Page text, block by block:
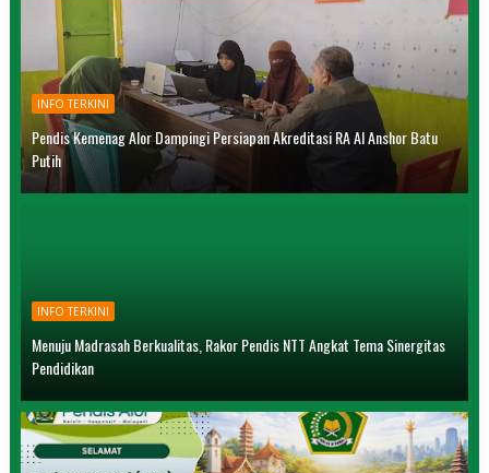
INFO TERKINI
Pendis Kemenag Alor Dampingi Persiapan Akreditasi RA Al Anshor Batu
Putih
INFO TERKINI
Menuju Madrasah Berkualitas, Rakor Pendis NTT Angkat Tema Sinergitas
Pendidikan